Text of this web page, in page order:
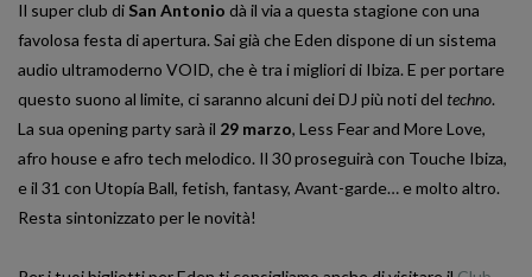
Il super club di San Antonio dà il via a questa stagione con una
favolosa festa di apertura. Sai già che Eden dispone di un sistema
audio ultramoderno VOID, che è tra i migliori di Ibiza. E per portare
questo suono al limite, ci saranno alcuni dei DJ più noti del techno.
La sua opening party sarà il 29 marzo, Less Fear and More Love,
afro house e afro tech melodico. Il 30 proseguirà con Touche Ibiza,
e il 31 con Utopía Ball, fetish, fantasy, Avant-garde… e molto altro.
Resta sintonizzato per le novità!